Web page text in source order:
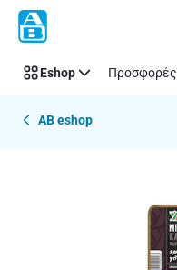
Παράλειψη
Eshop Προσφορές
AB eshop